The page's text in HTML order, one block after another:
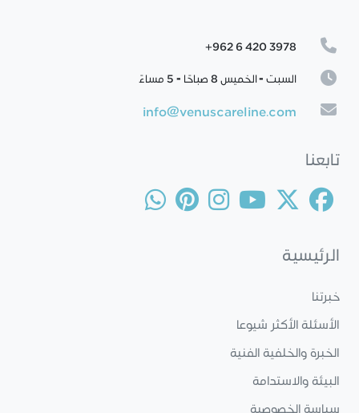
+962 6 420 3978
السبت - الخميس 8 صباحًا - 5 مساءً
info@venuscareline.com
تابعنا
الرئيسية
خبرتنا
الأسئلة الأكثر شيوعا
الخبرة والخلفية الفنية
البيئة والاستدامة
سياسة الخصوصية